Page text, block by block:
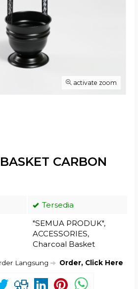
activate zoom
CARBON
Tersedia
"SEMUA PRODUK",
ACCESSORIES,
Charcoal Basket
Langsung Order, Click Here